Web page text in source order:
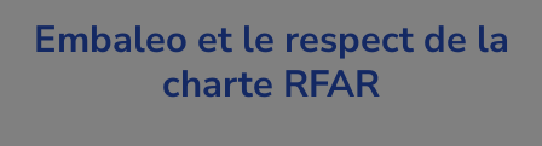
Embaleo et le respect de la
charte RFAR